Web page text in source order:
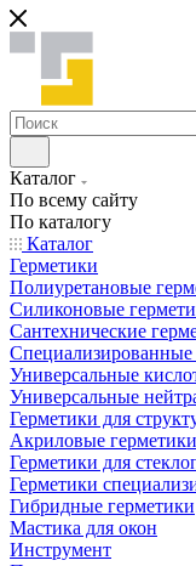
Каталог
По всему сайту
По каталогу
Каталог
Герметики
Полиуретановые
Силиконовые
Сантехнические
Универсальные
Универсальные
Герметики для
Акриловые герметики
Герметики для
Герметики
Гибридные герметики
Мастика для окон
Инструмент